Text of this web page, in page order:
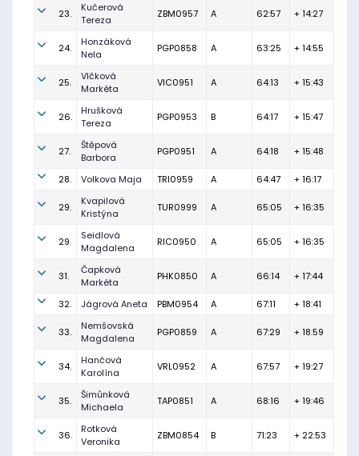
23.
Kučerová
Tereza
ZBM0957 A 62:57 + 14:27
24.
Honzáková
Nela
PGP0858 A 63:25 + 14:55
25.
Vlčková
Markéta
VIC0951 A 64:13 + 15:43
26.
Hrušková
Tereza
PGP0953 B 64:17 + 15:47
27.
Štěpová
Barbora
PGP0951 A 64:18 + 15:48
28. Volkova Maja TRI0959 A 64:47 + 16:17
29.
Kvapilová
Kristýna
TUR0999 A 65:05 + 16:35
29.
Seidlová
Magdalena
RIC0950 A 65:05 + 16:35
31.
Čapková
Markéta
PHK0850 A 66:14 + 17:44
32. Jágrová Aneta PBM0954 A 67:11 + 18:41
33.
Nemšovská
Magdalena
PGP0859 A 67:29 + 18:59
34.
Hančová
Karolína
VRL0952 A 67:57 + 19:27
35.
Šimůnková
Michaela
TAP0851 A 68:16 + 19:46
36.
Rotková
Veronika
ZBM0854 B 71:23 + 22:53